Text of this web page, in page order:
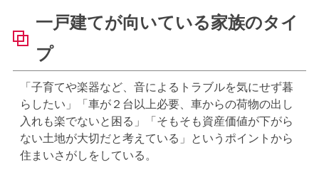
一戸建てが向いている家族のタイ
プ
「子育てや楽器など、音によるトラブルを気にせず暮
らしたい」「車が２台以上必要、車からの荷物の出し
入れも楽でないと困る」「そもそも資産価値が下がら
ない土地が大切だと考えている」というポイントから
住まいさがしをしている。